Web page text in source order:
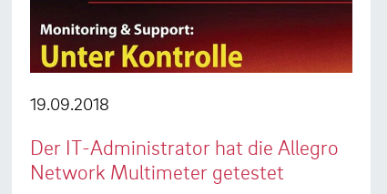
19.09.2018
Der IT-Administrator hat die Allegro
Network Multimeter getestet